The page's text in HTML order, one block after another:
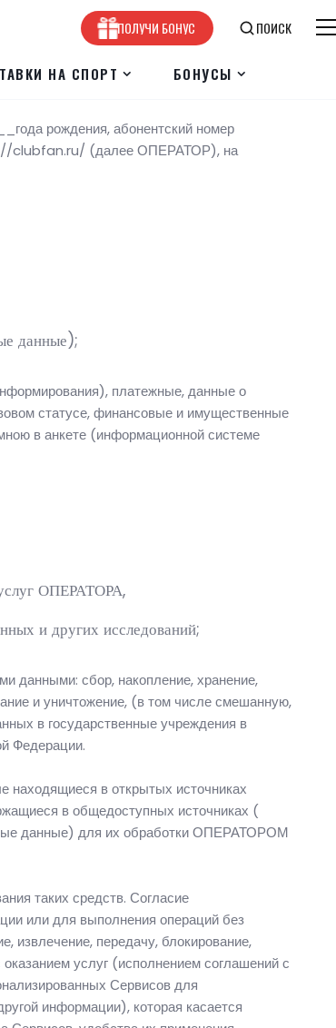
ПОЛУЧИ БОНУС ПОИСК
НА СПОРТ БОНУСЫ
рождения, абонентский номер
clubfan.ru/ (далее ОПЕРАТОР), на
данные);
платежные, данные о
статусе, финансовые и имущественные
в анкете (информационной системе
услуг ОПЕРАТОРА,
и других исследований;
данными: сбор, накопление, хранение,
и уничтожение, (в том числе смешанную,
в государственные учреждения в
Федерации.
в открытых источниках
в общедоступных источниках (
данные) для их обработки ОПЕРАТОРОМ
таких средств. Согласие
или для выполнения операций без
извлечение, передачу, блокирование,
услуг (исполнением соглашений с
Сервисов для
информации), которая касается